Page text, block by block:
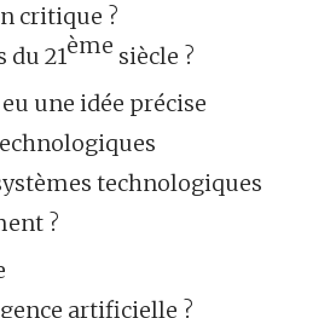
critique ?
du 21ème siècle ?
une idée précise
technologiques
?
artificielle ?